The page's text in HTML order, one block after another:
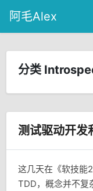
阿毛Alex
分类
测试驱动开发
这几天在《软技能
TDD，概念并不复